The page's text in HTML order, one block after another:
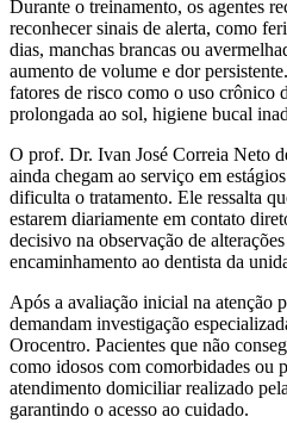
Durante o treinamento, os agentes
reconhecer sinais de alerta, como
dias, manchas brancas ou
aumento de volume e dor
fatores de risco como o uso crônico
prolongada ao sol, higiene bucal
O prof. Dr. Ivan José Correia Neto
ainda chegam ao serviço em
dificulta o tratamento. Ele ressalta
estarem diariamente em contato
decisivo na observação de
encaminhamento ao dentista da
Após a avaliação inicial na atenção
demandam investigação
Orocentro. Pacientes que não
como idosos com comorbidades ou
atendimento domiciliar realizado
garantindo o acesso ao cuidado.